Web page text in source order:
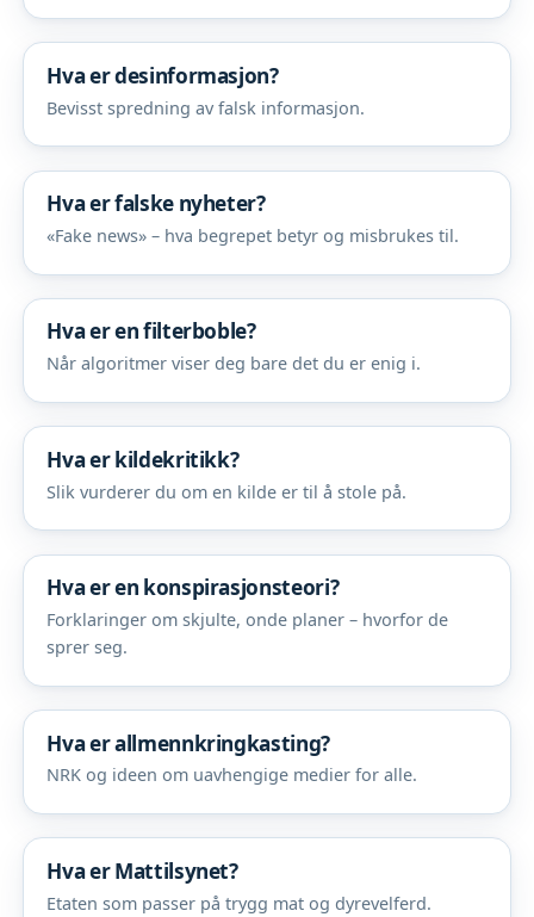
Hva er desinformasjon?
Bevisst spredning av falsk informasjon.
Hva er falske nyheter?
«Fake news» – hva begrepet betyr og misbrukes til.
Hva er en filterboble?
Når algoritmer viser deg bare det du er enig i.
Hva er kildekritikk?
Slik vurderer du om en kilde er til å stole på.
Hva er en konspirasjonsteori?
Forklaringer om skjulte, onde planer – hvorfor de
sprer seg.
Hva er allmennkringkasting?
NRK og ideen om uavhengige medier for alle.
Hva er Mattilsynet?
Etaten som passer på trygg mat og dyrevelferd.